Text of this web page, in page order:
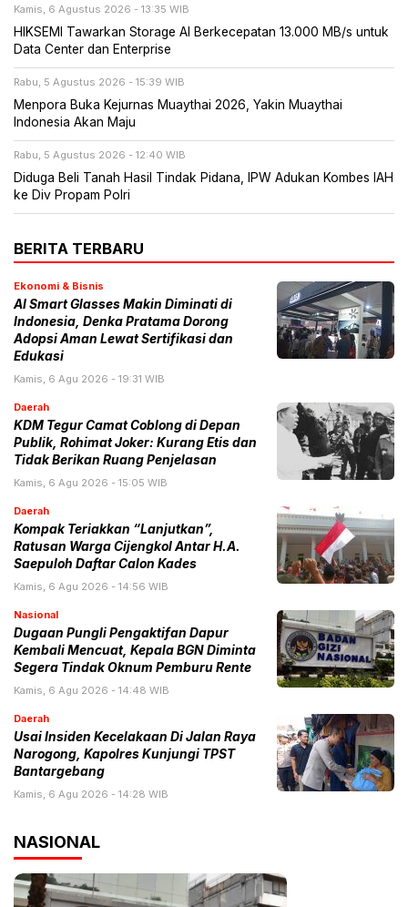
Kamis, 6 Agustus 2026 - 13:35 WIB
HIKSEMI Tawarkan Storage AI Berkecepatan 13.000 MB/s untuk
Data Center dan Enterprise
Rabu, 5 Agustus 2026 - 15:39 WIB
Menpora Buka Kejurnas Muaythai 2026, Yakin Muaythai
Indonesia Akan Maju
Rabu, 5 Agustus 2026 - 12:40 WIB
Diduga Beli Tanah Hasil Tindak Pidana, IPW Adukan Kombes IAH
ke Div Propam Polri
BERITA TERBARU
Ekonomi & Bisnis
AI Smart Glasses Makin Diminati di
Indonesia, Denka Pratama Dorong
Adopsi Aman Lewat Sertifikasi dan
Edukasi
Kamis, 6 Agu 2026 - 19:31 WIB
Daerah
KDM Tegur Camat Coblong di Depan
Publik, Rohimat Joker: Kurang Etis dan
Tidak Berikan Ruang Penjelasan
Kamis, 6 Agu 2026 - 15:05 WIB
Daerah
Kompak Teriakkan “Lanjutkan”,
Ratusan Warga Cijengkol Antar H.A.
Saepuloh Daftar Calon Kades
Kamis, 6 Agu 2026 - 14:56 WIB
Nasional
Dugaan Pungli Pengaktifan Dapur
Kembali Mencuat, Kepala BGN Diminta
Segera Tindak Oknum Pemburu Rente
Kamis, 6 Agu 2026 - 14:48 WIB
Daerah
Usai Insiden Kecelakaan Di Jalan Raya
Narogong, Kapolres Kunjungi TPST
Bantargebang
Kamis, 6 Agu 2026 - 14:28 WIB
NASIONAL